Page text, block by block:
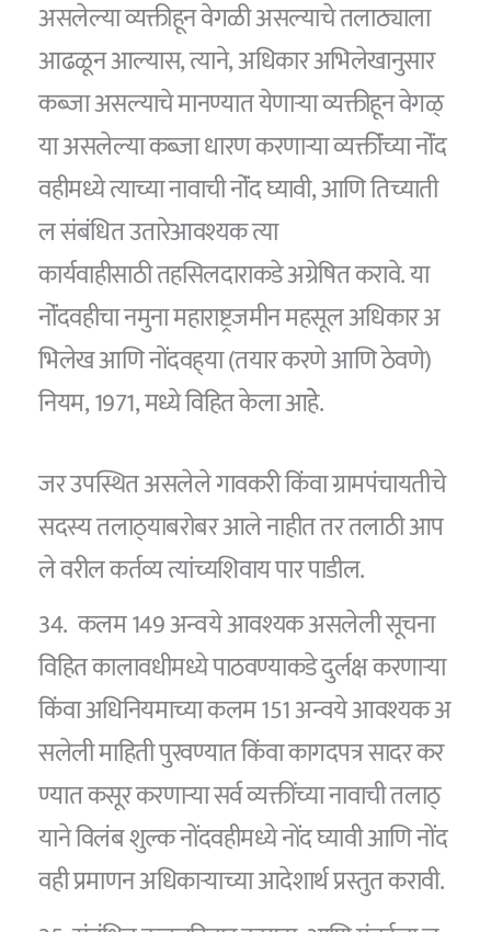
असलेल्या व्यक्तीहून वेगळी असल्याचे तलाठ्याला
आढळून आल्यास, त्याने, अधिकार अभिलेखानुसार
कब्जा असल्याचे मानण्यात येणाऱ्या व्यक्तीहून वेगळ्‌
या असलेल्या कब्जा धारण करणाऱ्या व्यक्तींंच्या नोंंद
वहीमध्ये त्याच्या नावाची नोंंद घ्यावी, आणि तिच्याती
ल संबंधित उतारेआवश्यक त्या
कार्यवाहीसाठी तहसिलदाराकडे अग्रेषित करावे. या
नोंंदवहीचा नमुना महाराष्ट्रजमीन महसूल अधिकार अ
भिलेख आणि नोंदवह्‌या (तयार करणे आणि ठेवणे)
नियम, 1971, मध्ये विहित केला आहेे.
जर उपस्थित असलेले गावकरी किंवा ग्रामपंचायतीचे
सदस्य तलाठ्‌याबरोबर आले नाहीत तर तलाठी आप
ले वरील कर्तव्य त्यांच्यशिवाय पार पाडील.
34. कलम 149 अन्वये आवश्यक असलेली सूचना
विहित कालावधीमध्ये पाठवण्याकडे दुर्लक्ष करणाऱ्या
किंवा अधिनियमाच्या कलम 151 अन्वये आवश्यक अ
सलेली माहिती पुरवण्यात किंवा कागदपत्र सादर कर
ण्यात कसूर करणाऱ्या सर्व व्यक्तींच्या नावाची तलाठ्‌
याने विलंब शुल्क नोंदवहीमध्ये नोंद घ्यावी आणि नोंद
वही प्रमाणन अधिकाऱ्याच्या आदेशार्थ प्रस्तुत करावी.